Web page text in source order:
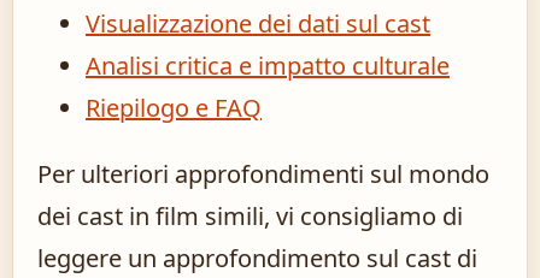
Visualizzazione dei dati sul cast
Analisi critica e impatto culturale
Riepilogo e FAQ
Per ulteriori approfondimenti sul mondo
dei cast in film simili, vi consigliamo di
leggere un approfondimento sul cast di